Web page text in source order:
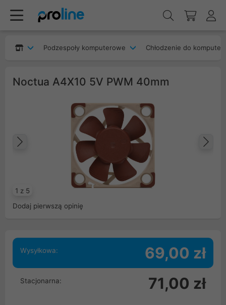
Podzespoły komputerowe Chłodzenie do
Noctua A4X10 5V PWM 40mm
1 z 5
Poprzedni
Dodaj pierwszą opinię
Wysyłkowa: 69,00 zł
Stacjonarna: 71,00 zł